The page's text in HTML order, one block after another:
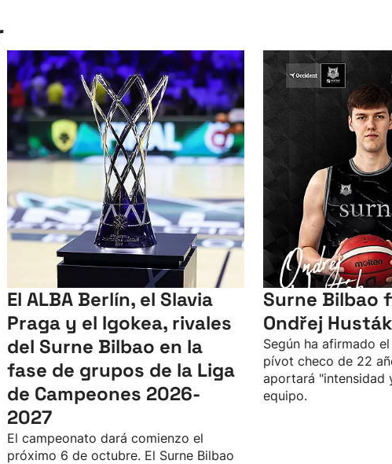
El ALBA Berlín, el Slavia
Praga y el Igokea, rivales
del Surne Bilbao en la
fase de grupos de la Liga
de Campeones 2026-
2027
El campeonato dará comienzo el
próximo 6 de octubre. El Surne Bilbao
Surne Bilbao
Ondřej
Según ha afirmado
pívot checo de 22
aportará "intensidad
equipo.